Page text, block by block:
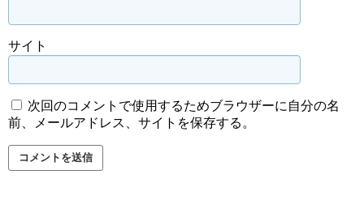
サイト
次回のコメントで使用するためブラウザーに自分の名
前、メールアドレス、サイトを保存する。